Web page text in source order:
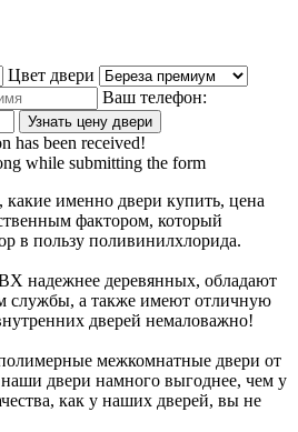
Цвет двери
Ваш телефон:
has been received!
while submitting the form
именно двери купить, цена
фактором, который
в пользу поливинилхлорида.
надежнее деревянных, обладают
службы, а также имеют отличную
дверей немаловажно!
межкомнатные двери от
двери намного выгоднее, чем у
как у наших дверей, вы не